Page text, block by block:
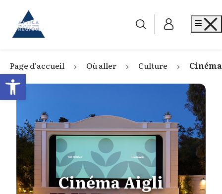
Open toolbar
Go to home
Page d'accueil Où aller Culture
Cinéma Aigli